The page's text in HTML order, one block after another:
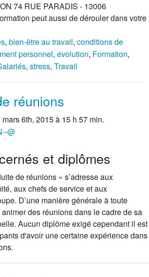
74 RUE PARADIS - 13006
peut aussi de dérouler dans votre
, bien-être au travail, conditions de
personnel, évolution, Formation,
, stress, Travail
réunions
6th, 2015 à 15 h 57 min.
@
et diplômes
de réunions » s’adresse aux
aux chefs de service et aux
D’une manière générale à toute
des réunions dans le cadre de sa
Aucun diplôme exigé cependant il est
d'avoir une certaine expérience dans